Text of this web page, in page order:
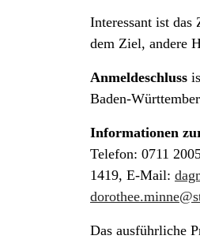
Interessant ist
dem Ziel, andere
Anmeldeschluss
Baden-
Informationen
Telefon: 0711
1419, E-Mail:
Das ausführliche